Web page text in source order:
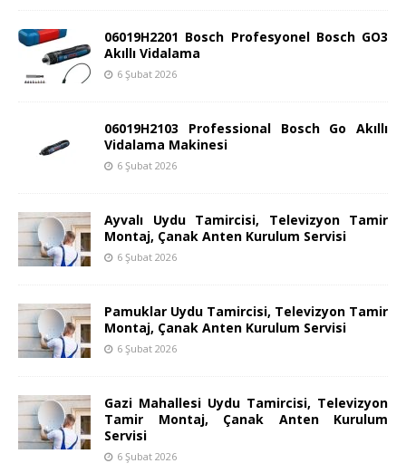
06019H2201 Bosch Profesyonel Bosch GO3
Akıllı Vidalama
6 Şubat 2026
06019H2103 Professional Bosch Go Akıllı
Vidalama Makinesi
6 Şubat 2026
Ayvalı Uydu Tamircisi, Televizyon Tamir
Montaj, Çanak Anten Kurulum Servisi
6 Şubat 2026
Pamuklar Uydu Tamircisi, Televizyon Tamir
Montaj, Çanak Anten Kurulum Servisi
6 Şubat 2026
Gazi Mahallesi Uydu Tamircisi, Televizyon
Tamir Montaj, Çanak Anten Kurulum
Servisi
6 Şubat 2026